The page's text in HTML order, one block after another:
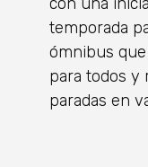
temporada
ómnibus
para todos y
paradas en